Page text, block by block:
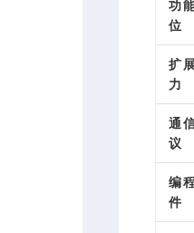
功
位
扩
力
通
议
编
件